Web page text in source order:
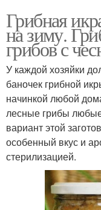
Грибная
на зиму.
грибов с
У каждой хозяйки
баночек грибной
начинкой любой
лесные грибы
вариант этой
особенный вкус и
стерилизацией.